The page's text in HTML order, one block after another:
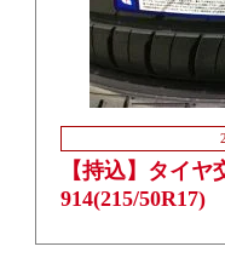
【持込】タイ
914(215/50R17)